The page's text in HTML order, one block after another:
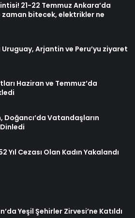
21-22 Temmuz Ankara’da
bitecek, elektrikler ne
Uruguay, Arjantin ve Peru’yu ziyaret
Haziran ve Temmuz’da
Doğancı’da Vatandaşların
Yıl Cezası Olan Kadın Yakalandı
Yeşil Şehirler Zirvesi’ne Katıldı